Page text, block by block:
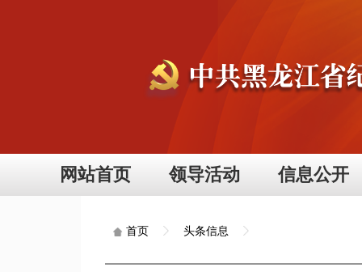
网站首页 领导活动 信息公开
首页 头条信息